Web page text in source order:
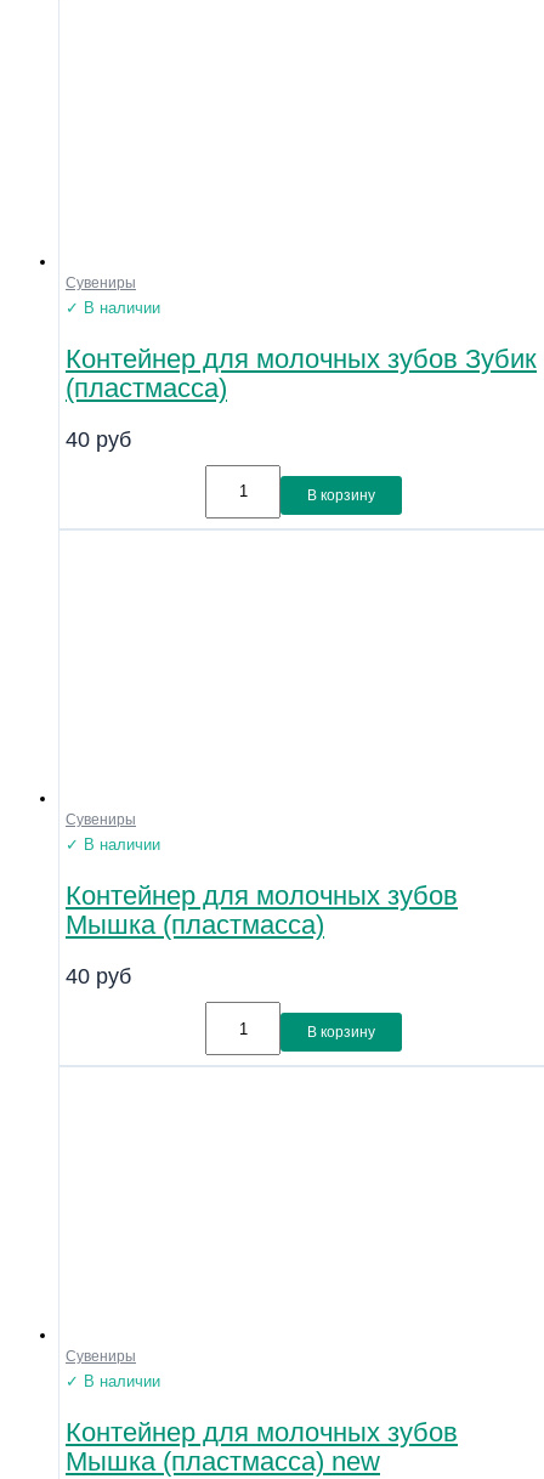
Сувениры
✓ В наличии
Контейнер для молочных зубов Зубик
(пластмасса)
40 руб
В корзину
Сувениры
✓ В наличии
Контейнер для молочных зубов
Мышка (пластмасса)
40 руб
В корзину
Сувениры
✓ В наличии
Контейнер для молочных зубов
Мышка (пластмасса) new